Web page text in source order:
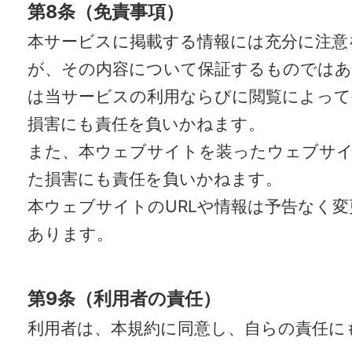
第8条（免責事項）
本サービスに掲載する情報には充分に注
が、その内容について保証するものでは
は当サービスの利用ならびに閲覧によっ
損害にも責任を負いかねます。
また、本ウェブサイトを装ったウェブサ
た損害にも責任を負いかねます。
本ウェブサイトのURLや情報は予告なく
あります。
第9条（利用者の責任）
利用者は、本規約に同意し、自らの責任